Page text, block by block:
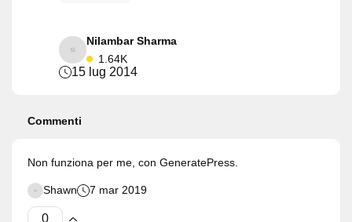
Nilambar Sharma
1.64K
15 lug 2014
Commenti
Non funziona per me, con GeneratePress.
Shawn 7 mar 2019